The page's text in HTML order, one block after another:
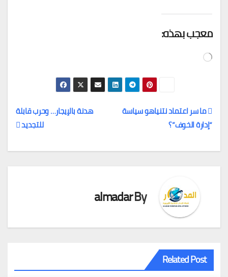
معجب بهذه:
جاري
تصفّح
المقالات
هدنة بالإيجار… وحرب قابلة
للتجديد
ما سر اعتماد نتنياهو سياسة
“إدارة الخوف”؟
By
almadar
Related Post